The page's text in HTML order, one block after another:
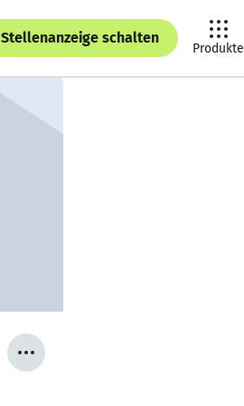
Stellenanzeige schalten
Produkte